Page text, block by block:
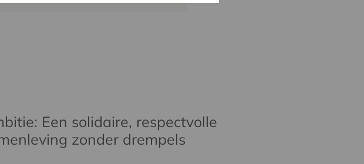
Een solidaire, respectvolle
zonder drempels